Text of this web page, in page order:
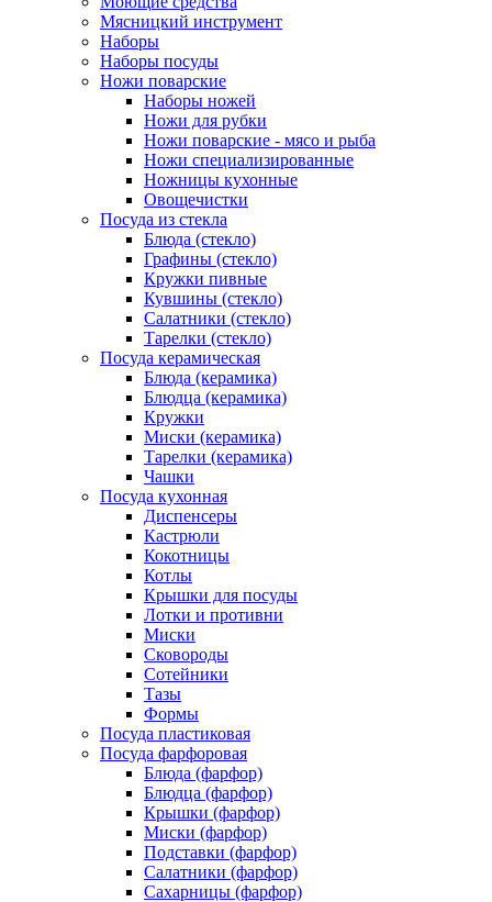
Мясницкий инструмент
Наборы
Наборы посуды
Ножи поварские
Наборы ножей
Ножи для рубки
Ножи поварские - мясо и рыба
Ножи специализированные
Ножницы кухонные
Овощечистки
Посуда из стекла
Блюда (стекло)
Графины (стекло)
Кружки пивные
Кувшины (стекло)
Салатники (стекло)
Тарелки (стекло)
Посуда керамическая
Блюда (керамика)
Блюдца (керамика)
Кружки
Миски (керамика)
Тарелки (керамика)
Чашки
Посуда кухонная
Диспенсеры
Кастрюли
Кокотницы
Котлы
Крышки для посуды
Лотки и противни
Миски
Сковороды
Сотейники
Тазы
Формы
Посуда пластиковая
Посуда фарфоровая
Блюда (фарфор)
Блюдца (фарфор)
Крышки (фарфор)
Миски (фарфор)
Подставки (фарфор)
Салатники (фарфор)
Сахарницы (фарфор)